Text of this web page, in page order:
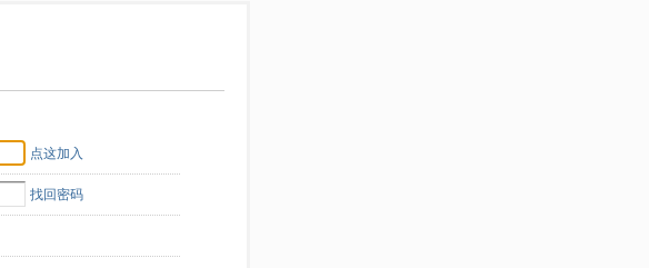
点这加入
找回密码